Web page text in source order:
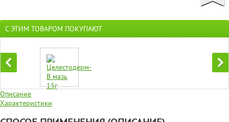
С ЭТИМ ТОВАРОМ ПОКУПАЮТ
Описание
Характеристики